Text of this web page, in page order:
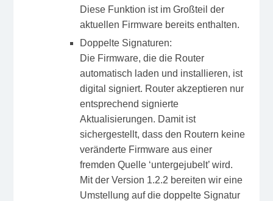
Diese Funktion ist im Großteil der
aktuellen Firmware bereits enthalten.
Doppelte Signaturen:
Die Firmware, die die Router
automatisch laden und installieren, ist
digital signiert. Router akzeptieren nur
entsprechend signierte
Aktualisierungen. Damit ist
sichergestellt, dass den Routern keine
veränderte Firmware aus einer
fremden Quelle ‘untergejubelt’ wird.
Mit der Version 1.2.2 bereiten wir eine
Umstellung auf die doppelte Signatur